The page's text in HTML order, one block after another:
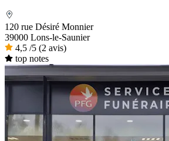
120 rue Désiré Monnier
39000 Lons-le-Saunier
4,5 /5 (2 avis)
top notes